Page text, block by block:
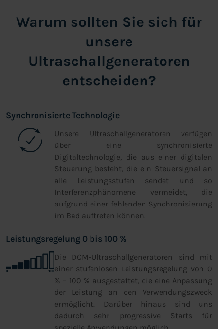
Warum sollten Sie sich für
unsere
Ultraschallgeneratoren
entscheiden?
Synchronisierte Technologie
Unsere Ultraschallgeneratoren verfügen
über eine synchronisierte
Digitaltechnologie, die aus einer digitalen
Steuerung besteht, die ein Steuersignal an
alle Leistungsstufen sendet und so
Interferenzphänomene vermeidet, die
aufgrund einer fehlenden Synchronisierung
im Bad auftreten können.
Leistungsregelung 0 bis 100 %
Die DCM-Ultraschallgeneratoren sind mit
einer stufenlosen Leistungsregelung von 0
% – 100 % ausgestattet, die eine Anpassung
der Leistung an den Verwendungszweck
ermöglicht. Darüber hinaus sind uns
dadurch sehr progressive Starts für